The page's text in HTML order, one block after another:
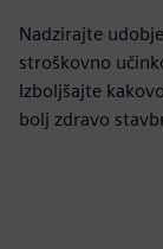
Nadzirajte
stroškovno
Izboljšajte
bolj zdravo